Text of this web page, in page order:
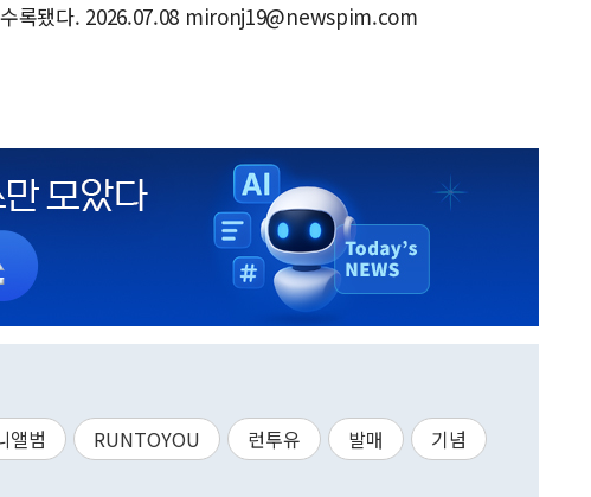
록됐다. 2026.07.08 mironj19@newspim.com
앨범 RUNTOYOU 런투유 발매
기념